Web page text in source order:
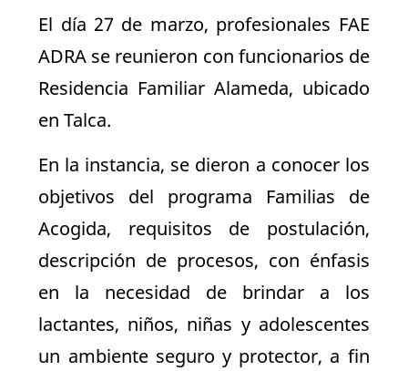
El día 27 de marzo, profesionales FAE
ADRA se reunieron con funcionarios de
Residencia Familiar Alameda, ubicado
en Talca.
En la instancia, se dieron a conocer los
objetivos del programa Familias de
Acogida, requisitos de postulación,
descripción de procesos, con énfasis
en la necesidad de brindar a los
lactantes, niños, niñas y adolescentes
un ambiente seguro y protector, a fin